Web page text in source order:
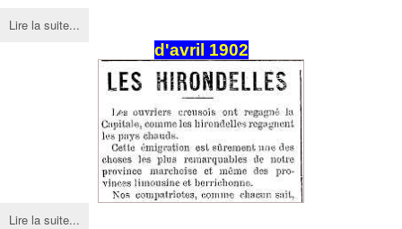
Lire la suite...
d'avril 1902
Lire la suite...